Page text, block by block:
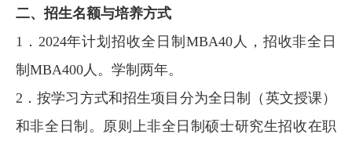
二、招生名额与培养方式
1．2024年计划招收全日制MBA40人，招收非全日
制MBA400人。学制两年。
2．按学习方式和招生项目分为全日制（英文授课）
和非全日制。原则上非全日制硕士研究生招收在职